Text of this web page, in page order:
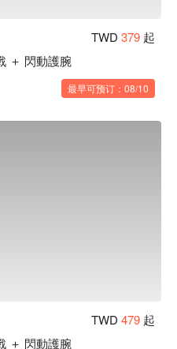
TWD 379 起
＋ 閃動護腕
最早可预订：08/10
TWD 479 起
＋ 閃動護腕